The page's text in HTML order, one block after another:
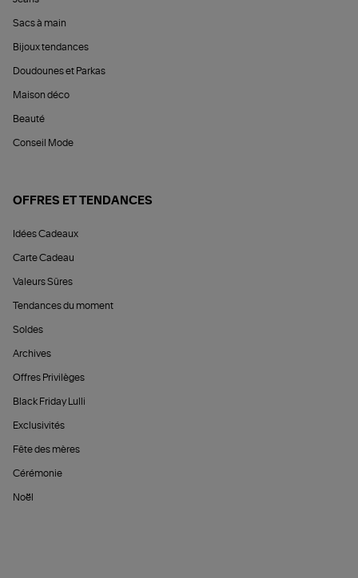
Sacs à main
Bijoux tendances
Doudounes et Parkas
Maison déco
Beauté
Conseil Mode
OFFRES ET TENDANCES
Idées Cadeaux
Carte Cadeau
Valeurs Sûres
Tendances du moment
Soldes
Archives
Offres Privilèges
Black Friday Lulli
Exclusivités
Fête des mères
Cérémonie
Noël